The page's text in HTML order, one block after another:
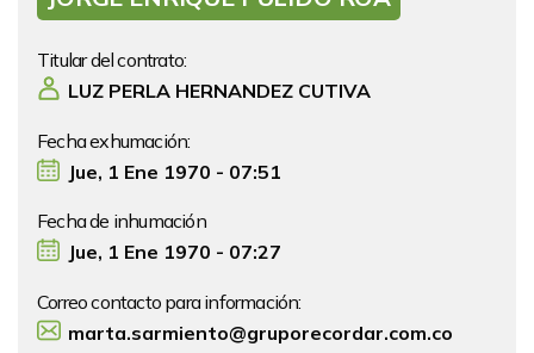
Titular del contrato:
LUZ PERLA HERNANDEZ CUTIVA
Fecha exhumación:
Jue, 1 Ene 1970 - 07:51
Fecha de inhumación
Jue, 1 Ene 1970 - 07:27
Correo contacto para información:
marta.sarmiento@gruporecordar.com.co